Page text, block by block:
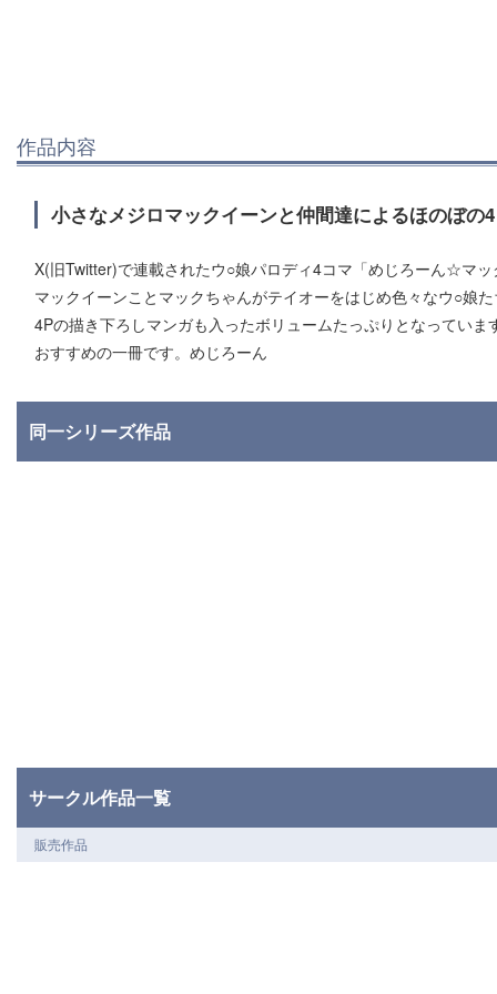
作品内容
小さなメジロマックイーンと仲間達によるほのぼの
X(旧Twitter)で連載されたウ○娘パロディ4コマ「めじろーん☆マ
マックイーンことマックちゃんがテイオーをはじめ色々なウ○娘
4Pの描き下ろしマンガも入ったボリュームたっぷりとなってい
おすすめの一冊です。めじろーん
同一シリーズ作品
サークル作品一覧
販売作品